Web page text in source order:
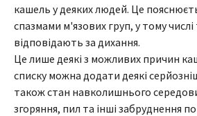
кашель у деяких людей. Це
спазмами м'язових груп, у тому
відповідають за дихання.
Це лише деякі з можливих причин
списку можна додати деякі
також стан навколишнього
згоряння, пил та інші забруднення